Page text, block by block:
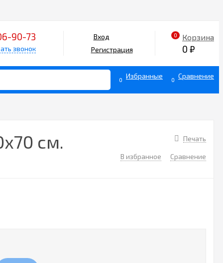
90-73
звонок
Вход
Регистрация
0 Корзина
0 ₽
0 Избранные 0 Сравнение
Печать
см.
В избранное Сравнение